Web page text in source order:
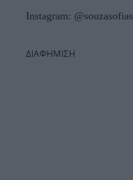
Instagram: @souzasofias
ΔΙΑΦΗΜΙΣΗ